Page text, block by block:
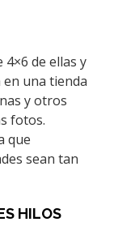
de ellas y
en una tienda
y otros
fotos.
que
sean tan
HILOS